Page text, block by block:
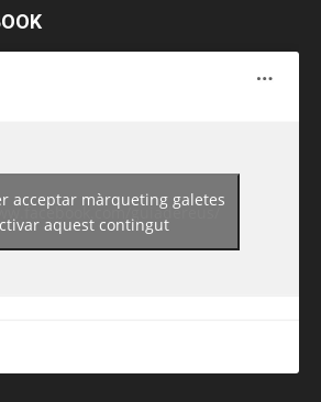
guiadereus/
acceptar màrqueting galetes
aquest contingut